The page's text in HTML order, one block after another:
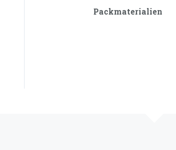
Packmaterialien